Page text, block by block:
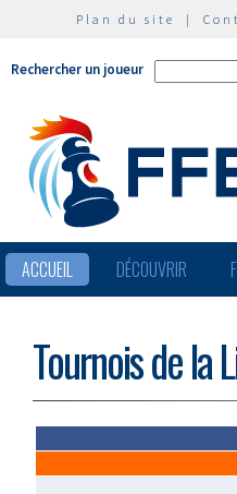
Plan du site |
Rechercher un joueur
ACCUEIL DÉCOUVRIR
Tournois de la